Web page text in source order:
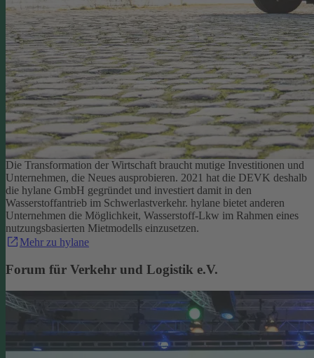
Die Transformation der Wirtschaft braucht mutige Investitionen und
Unternehmen, die Neues ausprobieren. 2021 hat die DEVK deshalb
die hylane GmbH gegründet und investiert damit in den
Wasserstoffantrieb im Schwerlastverkehr. hylane bietet anderen
Unternehmen die Möglichkeit, Wasserstoff-Lkw im Rahmen eines
nutzungsbasierten Mietmodells einzusetzen.
Mehr zu hylane
Forum für Verkehr und Logistik e.V.